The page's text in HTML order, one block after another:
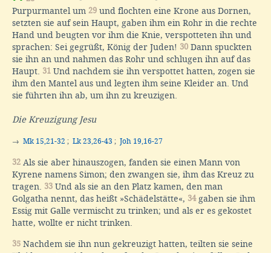
Purpurmantel um 29 und flochten eine Krone aus Dornen,
setzten sie auf sein Haupt, gaben ihm ein Rohr in die rechte
Hand und beugten vor ihm die Knie, verspotteten ihn und
sprachen: Sei gegrüßt, König der Juden! 30 Dann spuckten
sie ihn an und nahmen das Rohr und schlugen ihn auf das
Haupt. 31 Und nachdem sie ihn verspottet hatten, zogen sie
ihm den Mantel aus und legten ihm seine Kleider an. Und
sie führten ihn ab, um ihn zu kreuzigen.
Die Kreuzigung Jesu
→ Mk 15,21-32 ; Lk 23,26-43 ; Joh 19,16-27
32 Als sie aber hinauszogen, fanden sie einen Mann von
Kyrene namens Simon; den zwangen sie, ihm das Kreuz zu
tragen. 33 Und als sie an den Platz kamen, den man
Golgatha nennt, das heißt »Schädelstätte«, 34gaben sie ihm
Essig mit Galle vermischt zu trinken; und als er es gekostet
hatte, wollte er nicht trinken.
35 Nachdem sie ihn nun gekreuzigt hatten, teilten sie seine